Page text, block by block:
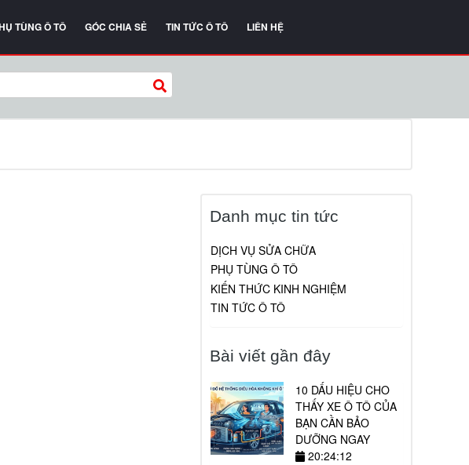
TÙNG Ô TÔ GÓC CHIA SẺ TIN TỨC Ô TÔ LIÊN HỆ
Danh mục tin tức
DỊCH VỤ SỬA CHỮA
PHỤ TÙNG Ô TÔ
KIẾN THỨC KINH NGHIỆM
TIN TỨC Ô TÔ
Bài viết gần đây
10 DẤU HIỆU CHO
THẤY XE Ô TÔ CỦA
BẠN CẦN BẢO
DƯỠNG NGAY
20:24:12